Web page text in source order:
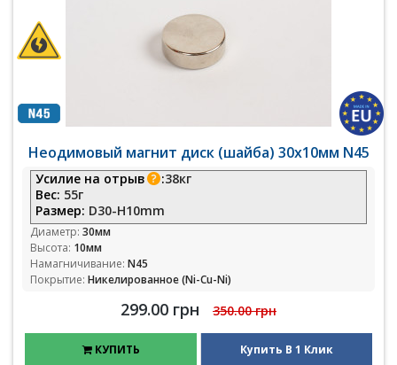
Неодимовый магнит диск (шайба) 30х10мм N45
Усилие на отрыв :38кг
Вес: 55г
Размер: D30-H10mm
Диаметр: 30мм
Высота: 10мм
Намагничивание: N45
Покрытие: Никелированное (Ni-Cu-Ni)
299.00 грн 350.00 грн
КУПИТЬ Купить В 1 Клик